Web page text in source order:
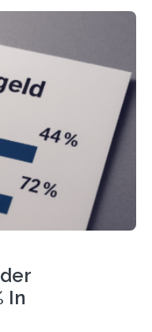
nur die Gründungen
an der Spitze. In
Personen in eine
folgten die
Betrachtet man
– die Anzahl
In